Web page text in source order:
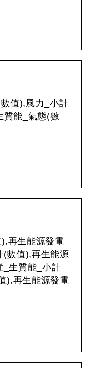
值),風力_小計
質能_氣態(數
再生能源發電
(數值),再生能源
_生質能_小計
),再生能源發電